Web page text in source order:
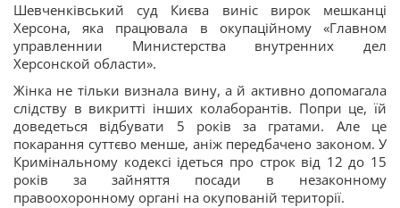
Шевченківський суд Києва виніс вирок мешканці
Херсона, яка працювала в окупаційному «Главном
управленнии Министерства внутренних дел
Херсонской области».
Жінка не тільки визнала вину, а й активно допомагала
слідству в викритті інших колаборантів. Попри це, їй
доведеться відбувати 5 років за гратами. Але це
покарання суттєво менше, аніж передбачено законом. У
Кримінальному кодексі ідеться про строк від 12 до 15
років за зайняття посади в незаконному
правоохоронному органі на окупованій території.